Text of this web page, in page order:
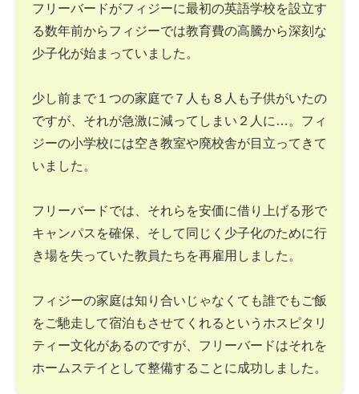
フリーバードがフィジーに最初の英語学校を設立す
る数年前からフィジーでは教育費の高騰から深刻な
少子化が始まっていました。
少し前まで１つの家庭で７人も８人も子供がいたの
ですが、それが急激に減ってしまい２人に…。フィ
ジーの小学校には空き教室や廃校舎が目立ってきて
いました。
フリーバードでは、それらを安価に借り上げる形で
キャンパスを確保、そして同じく少子化のために行
き場を失っていた教員たちを再雇用しました。
フィジーの家庭は知り合いじゃなくても誰でもご飯
をご馳走して宿泊もさせてくれるというホスピタリ
ティー文化があるのですが、フリーバードはそれを
ホームステイとして整備することに成功しました。